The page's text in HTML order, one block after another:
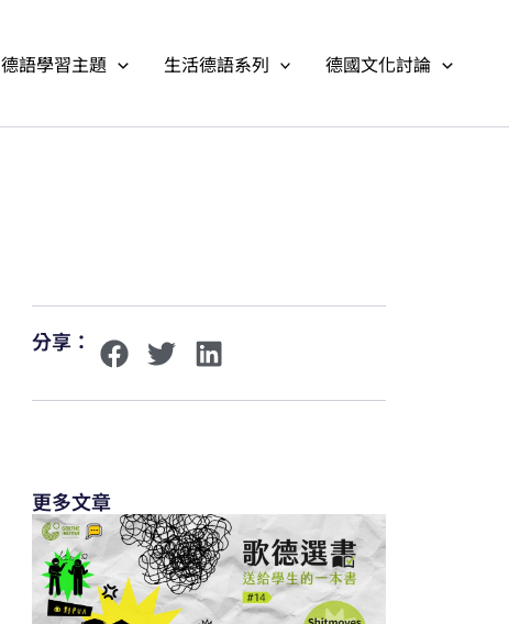
德語學習主題 生活德語系列 德國文化討論
分享：
更多文章